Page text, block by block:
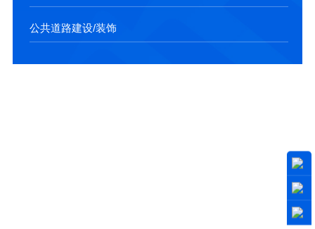
公共道路建设/装饰